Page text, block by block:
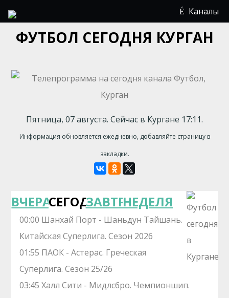
Каналы
ФУТБОЛ СЕГОДНЯ КУРГАН
Пятница, 07 августа. Сейчас в Кургане 17:11.
Информация обновляется ежедневно, добавляйте страницу в
закладки.
ВЧЕРАСЕГОДНЯЗАВТРАНЕДЕЛЯ
00:00 Шанхай Порт - Шаньдун Тайшань.
Китайская Суперлига. Сезон 2026
01:55 ПАОК - Астерас. Греческая
Суперлига. Сезон 25/26
03:45 Халл Сити - Мидлсбро. Чемпионшип.